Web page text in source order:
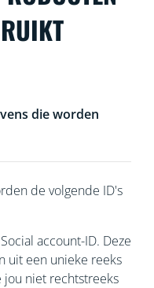
die worden
de volgende ID's
account-ID. Deze
uit een unieke reeks
jou niet rechtstreeks